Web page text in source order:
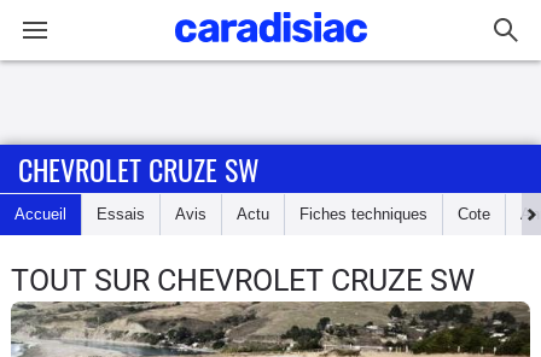
Accueil
Actu
Essais
CHEVROLET CRUZE SW
Accueil Essais Avis Actu Fiches techniques Cote
TOUT SUR CHEVROLET CRUZE SW